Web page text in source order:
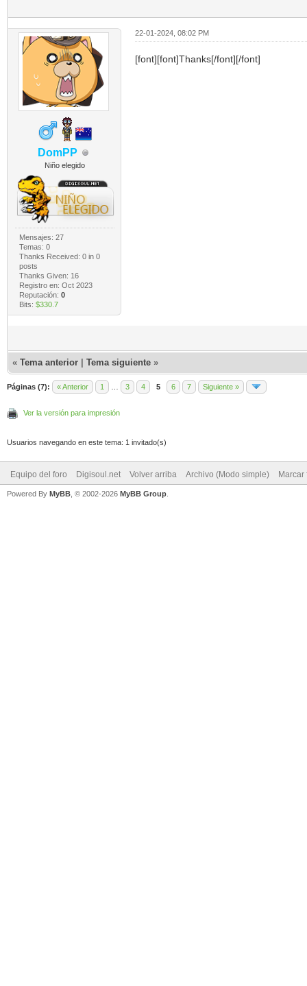
DomPP
Niño elegido
Mensajes: 27
Temas: 0
Thanks Received: 0in 0
posts
Thanks Given: 16
Registro en: Oct 2023
Reputación: 0
Bits: $330.7
22-01-2024, 08:02 PM
[font][font]Thanks[/font][/font]
« Tema anterior Tema siguiente »
Páginas (7): « Anterior 1 3 4 5 6 7 Siguiente »
Ver la versión para impresión
Usuarios navegando en este tema: 1 invitado(s)
Equipo del foro Digisoul.net Volver arriba Archivo (Modo simple) Marcar
Powered By MyBB , © 2002-2026 MyBB Group